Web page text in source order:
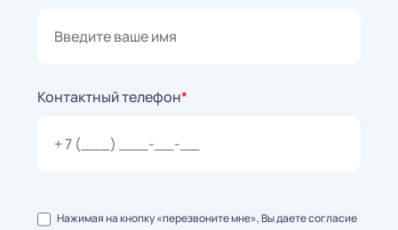
Контактный телефон*
Нажимая на кнопку «перезвоните мне», Вы даете согласие